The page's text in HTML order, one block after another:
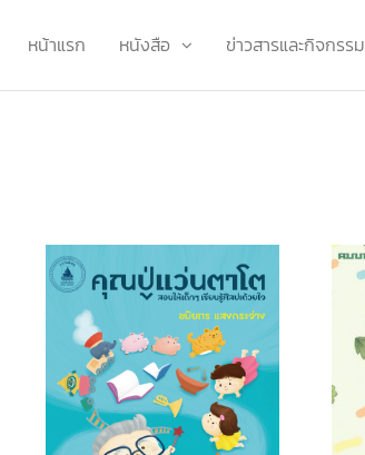
หน้าแรก หนังสือ ข่าวสารและกิจกรรม